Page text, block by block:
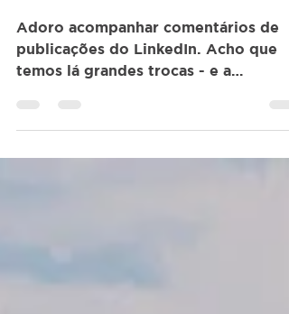
OU A NECESSIDADE
DE SE ADAPTAR?
temos lá grandes trocas - e a
verdadeira construção de